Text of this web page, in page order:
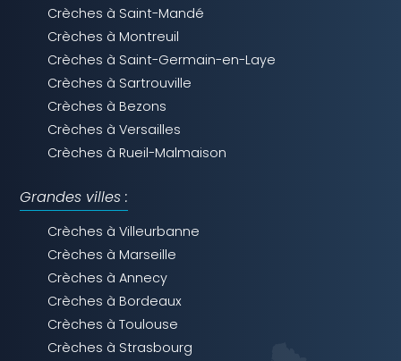
Crèches à Saint-Mandé
Crèches à Montreuil
Crèches à Saint-Germain-en-Laye
Crèches à Sartrouville
Crèches à Bezons
Crèches à Versailles
Crèches à Rueil-Malmaison
Grandes villes :
Crèches à Villeurbanne
Crèches à Marseille
Crèches à Annecy
Crèches à Bordeaux
Crèches à Toulouse
Crèches à Strasbourg